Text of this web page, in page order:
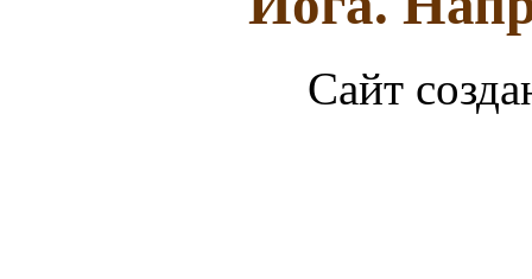
Сайт